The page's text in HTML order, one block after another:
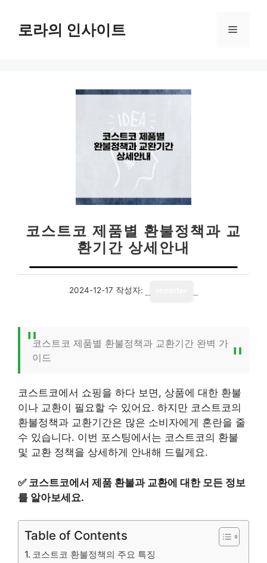
로라의 인사이트 메
코스트코 제품별 환불정책과 교
환기간 상세안내
2024-12-17 작성자:
코스트코 제품별 환불정책과 교환기간 완벽 가
이드
코스트코에서 쇼핑을 하다 보면, 상품에 대한 환불
이나 교환이 필요할 수 있어요. 하지만 코스트코의
환불정책과 교환기간은 많은 소비자에게 혼란을 줄
수 있습니다. 이번 포스팅에서는 코스트코의 환불
및 교환 정책을 상세하게 안내해 드릴게요.
✅ 코스트코에서 제품 환불과 교환에 대한 모든 정보
를 알아보세요.
Table of Contents
코스트코 환불정책의 주요 특징